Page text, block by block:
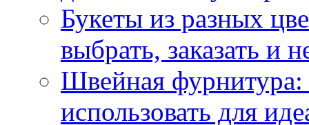
Букеты из разных
выбрать, заказать и
Швейная фурнитура:
использовать для